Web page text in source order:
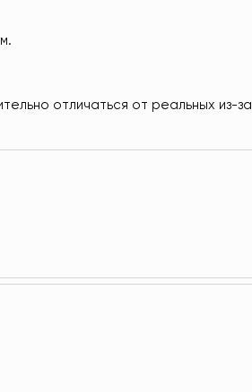
отличаться от реальных из-за